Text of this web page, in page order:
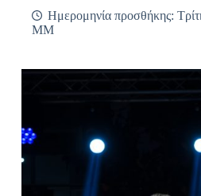
Ημερομηνία προσθήκης:
ΜΜ